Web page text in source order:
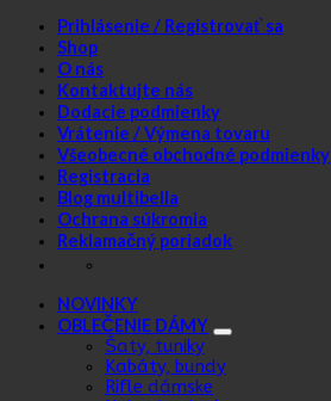
Prihlásenie / Registrovať sa
Shop
O nás
Kontaktujte nás
Dodacie podmienky
Vrátenie / Výmena tovaru
Všeobecné obchodné podmienky
Registracia
Blog multibella
Ochrana súkromia
Reklamačný poriadok
NOVINKY
OBLEČENIE DÁMY
Šaty, tuniky
Kabáty, bundy
Rifle dámske